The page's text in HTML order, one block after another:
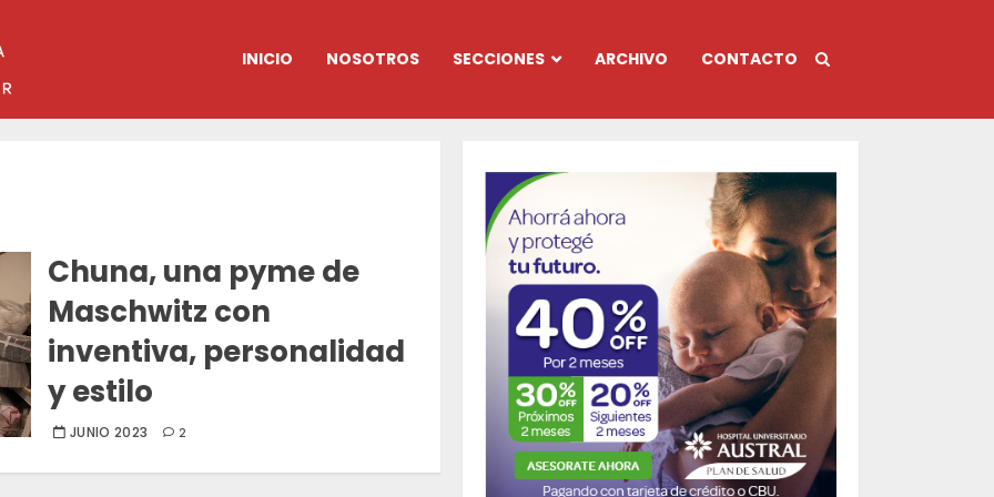
INICIO NOSOTROS SECCIONES ARCHIVO CONTACTO
Chuna, una pyme de
Maschwitz con
inventiva, personalidad
y estilo
JUNIO 2023 2